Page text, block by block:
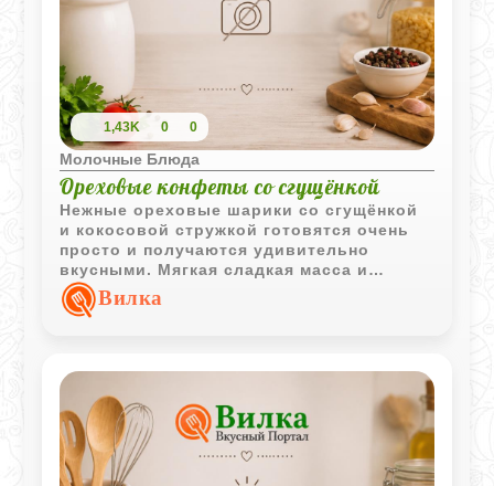
1,43K 0 0
Молочные Блюда
Ореховые конфеты со сгущёнкой
Нежные ореховые шарики со сгущёнкой
и кокосовой стружкой готовятся очень
просто и получаются удивительно
вкусными. Мягкая сладкая масса и
аромат орехов делают десерт особенно
уютным и домашним.
Вилка